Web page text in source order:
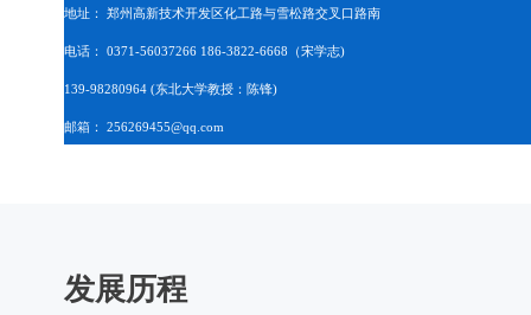
地址： 郑州高新技术开发区化工路与雪松路交叉口路南
电话： 0371-56037266 186-3822-6668 （宋学志)
139-98280964 (东北大学教授：陈锋)
邮箱： 256269455@qq.com
发展历程